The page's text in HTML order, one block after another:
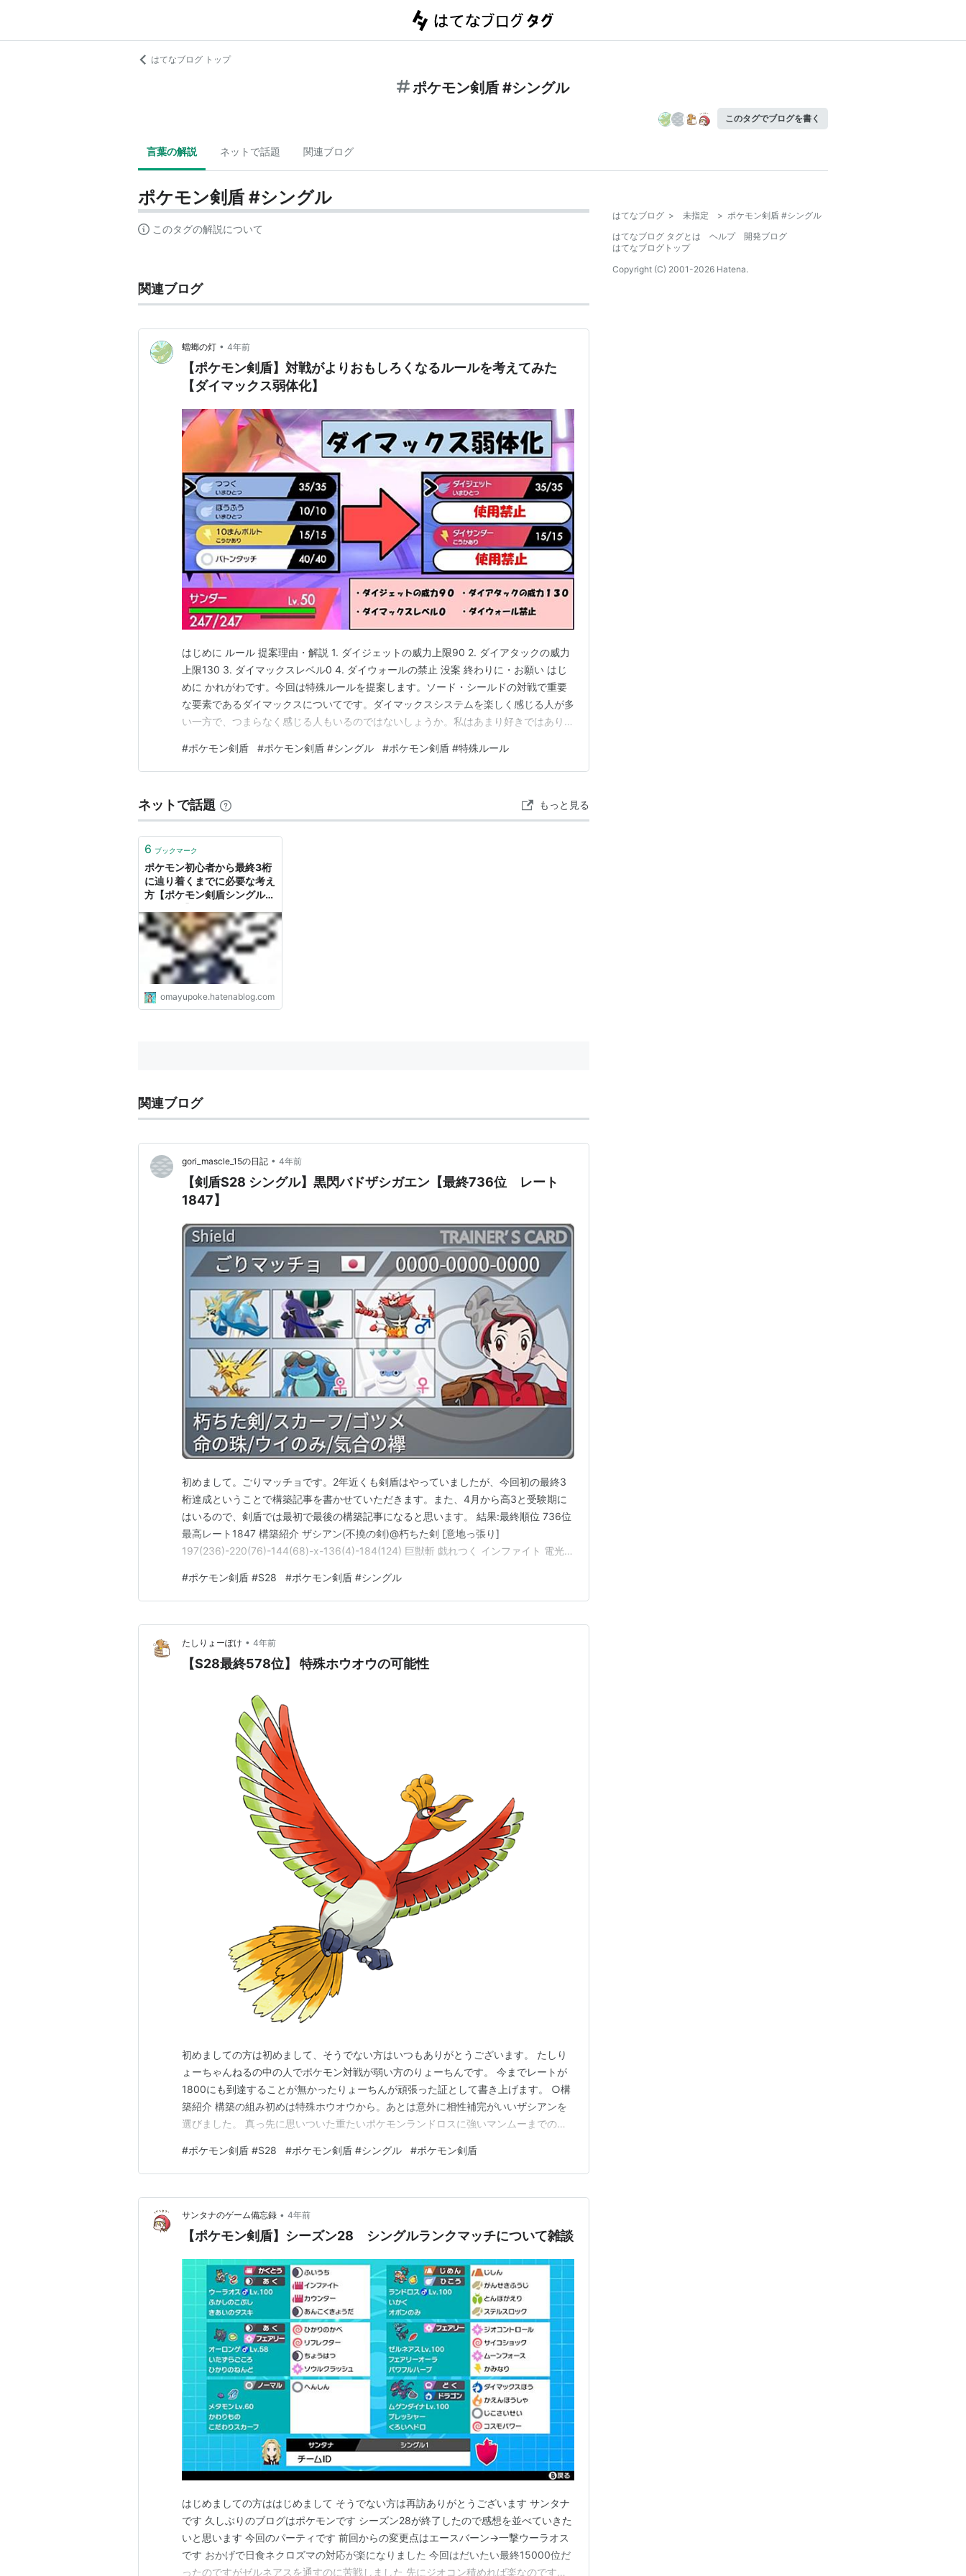
はてなブログ トップ
ポケモン剣盾 #シングル
このタグでブログを書く
言葉の解説 ネットで話題 関連ブログ
ポケモン剣盾 #シングル
このタグの解説について
関連ブログ
蟷螂の灯 • 4年前
【ポケモン剣盾】対戦がよりおもしろくなるルールを考えてみた
【ダイマックス弱体化】
はじめに ルール 提案理由・解説 1. ダイジェットの威力上限90 2. ダイアタックの威力
上限130 3. ダイマックスレベル0 4. ダイウォールの禁止 没案 終わりに・お願い はじ
めに かれがわです。今回は特殊ルールを提案します。ソード・シールドの対戦で重要
な要素であるダイマックスについてです。ダイマックスシステムを楽しく感じる人が多
い一方で、つまらなく感じる人もいるのではないしょうか。私はあまり好きではありま
です。HP2倍、アンコールなどの一部の変化技を無効化、強力な追加効果を持つダイマ
ックスわざといった仕様…
#ポケモン剣盾 #ポケモン剣盾 #シングル #ポケモン剣盾 #特殊ルール
ネットで話題 もっと見る
6 ブックマーク
ポケモン初心者から最終3桁
に辿り着くまでに必要な考え
方【ポケモン剣盾シングルレ
omayupoke.hatenablog.com
関連ブログ
gori_mascle_15の日記 • 4年前
【剣盾S28 シングル】黒閃バドザシガエン【最終736位 レート
1847】
初めまして。ごりマッチョです。2年近くも剣盾はやっていましたが、今回初の最終3
桁達成ということで構築記事を書かせていただきます。また、4月から高3と受験期に
はいるので、剣盾では最初で最後の構築記事になると思います。 結果:最終順位 736位
最高レート1847 構築紹介 ザシアン(不撓の剣)@朽ちた剣 [意地っ張り]
197(236)-220(76)-144(68)-x-136(4)-184(124) 巨獣斬 戯れつく インファイト 電光石
数で 62.5%処理可能 D:端数 S:準速130族抜き抜き 黒…
#ポケモン剣盾 #S28 #ポケモン剣盾 #シングル
たしりょーぽけ • 4年前
【S28最終578位】 特殊ホウオウの可能性
初めましての方は初めまして、そうでない方はいつもありがとうございます。 たしり
ょーちゃんねるの中の人でポケモン対戦が弱い方のりょーちんです。 今までレートが
1800にも到達することが無かったりょーちんが頑張った証として書き上げます。 ○構
築紹介 構築の組み初めは特殊ホウオウから。あとは意外に相性補完がいいザシアンを
選びました。 真っ先に思いついた重たいポケモンランドロスに強いマンムーまでの３
ました。 特に多くて重いカイオーガは貯水ガマゲロゲ、ぼちぼち多い日食ネクロズ
マ、黒バドレックスとたまにいるジガルデに強いポリゴン…
#ポケモン剣盾 #S28 #ポケモン剣盾 #シングル #ポケモン剣盾
サンタナのゲーム備忘録 • 4年前
【ポケモン剣盾】シーズン28 シングルランクマッチについて雑談
はじめましての方ははじめまして そうでない方は再訪ありがとうございます サンタナ
です 久しぶりのブログはポケモンです シーズン28が終了したので感想を並べていきた
いと思います 今回のパーティです 前回からの変更点はエースバーン→一撃ウーラオス
です おかげで日食ネクロズマの対応が楽になりました 今回はだいたい最終15000位だ
ったのですがゼルネアスを通すのに苦戦しました 先にジオコン積めれば楽なのですが
はてなブログ > 未指定 > ポケモン剣盾 #シングル
はてなブログ タグとは
ヘルプ
開発ブログ
はてなブログトップ
Copyright (C) 2001-2026 Hatena.